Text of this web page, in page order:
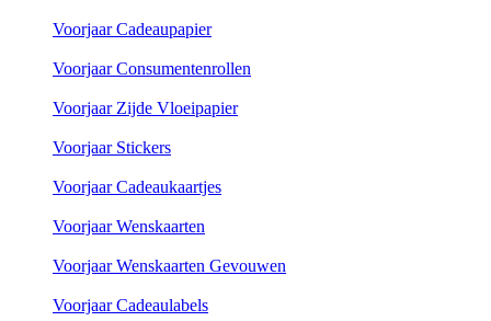
Voorjaar Cadeaupapier
Voorjaar Consumentenrollen
Voorjaar Zijde Vloeipapier
Voorjaar Stickers
Voorjaar Cadeaukaartjes
Voorjaar Wenskaarten
Voorjaar Wenskaarten Gevouwen
Voorjaar Cadeaulabels